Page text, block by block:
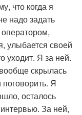
что когда я
надо задать
улыбается своей
уходит. Я за ней.
скрылась
поговорить. Я
осталось
За ней,